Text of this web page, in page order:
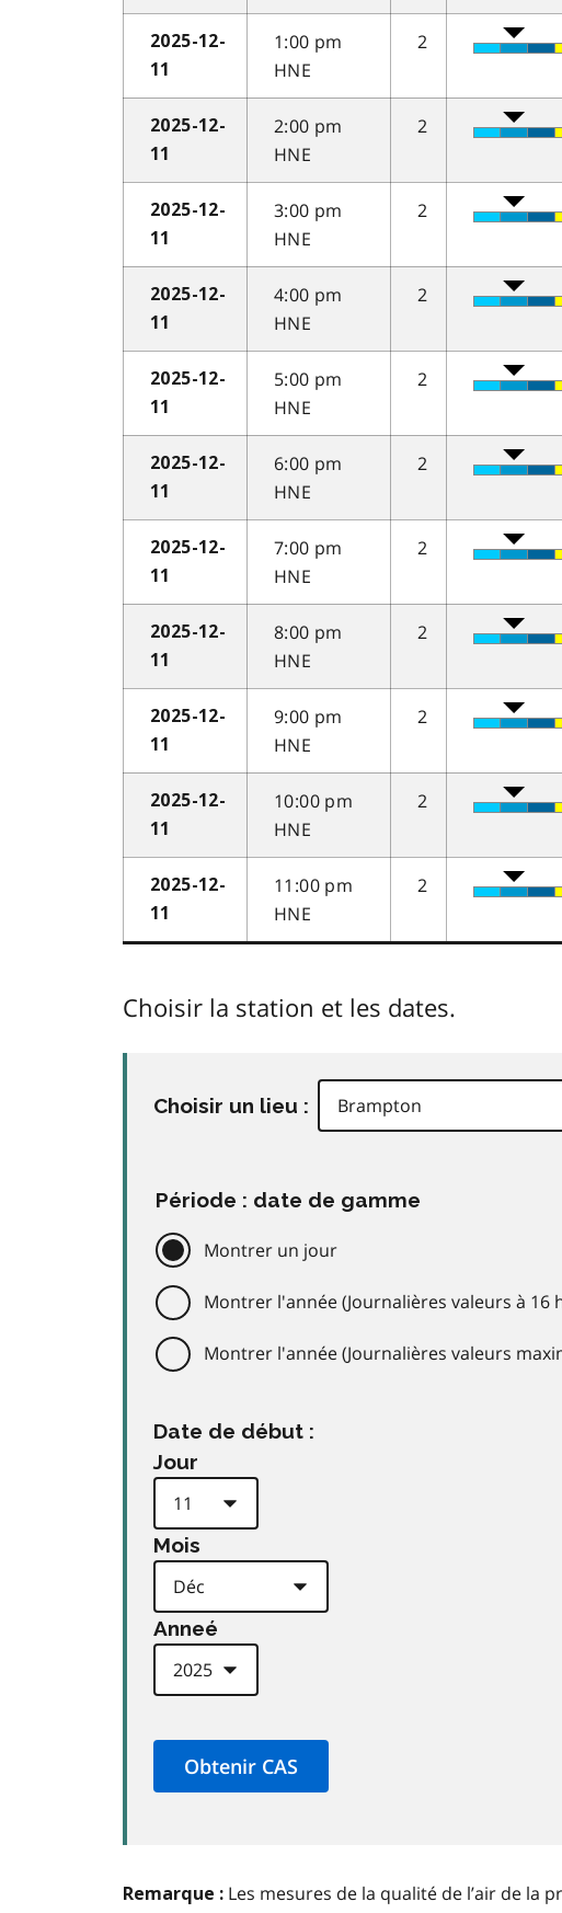
2025-12-
11
1:00 pm
HNE
2
2025-12-
11
2:00 pm
HNE
2
2025-12-
11
3:00 pm
HNE
2
2025-12-
11
4:00 pm
HNE
2
2025-12-
11
5:00 pm
HNE
2
2025-12-
11
6:00 pm
HNE
2
2025-12-
11
7:00 pm
HNE
2
2025-12-
11
8:00 pm
HNE
2
2025-12-
11
9:00 pm
HNE
2
2025-12-
11
10:00 pm
HNE
2
2025-12-
11
11:00 pm
HNE
2
Choisir la station et les dates.
Choisir un lieu :
Période : date de gamme
Montrer un jour
Montrer l'année (Journalières valeurs à 16
Montrer l'année (Journalières valeurs
Date de début :
Jour
Mois
Anneé
Remarque : Les mesures de la qualité de l’air de la